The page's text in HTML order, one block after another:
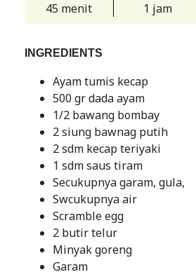
45 menit 1 jam
INGREDIENTS
Ayam tumis kecap
500 gr dada ayam
1/2 bawang bombay
2 siung bawnag putih
2 sdm kecap teriyaki
1 sdm saus tiram
Secukupnya garam, gula,
Swcukupnya air
Scramble egg
2 butir telur
Minyak goreng
Garam